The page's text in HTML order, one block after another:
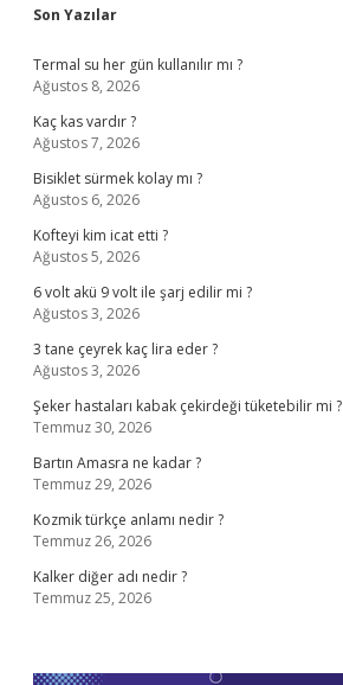
Sidebar
Son Yazılar
Termal su her gün kullanılır mı ?
Ağustos 8, 2026
Kaç kas vardır ?
Ağustos 7, 2026
Bisiklet sürmek kolay mı ?
Ağustos 6, 2026
Kofteyi kim icat etti ?
Ağustos 5, 2026
6 volt akü 9 volt ile şarj edilir mi ?
Ağustos 3, 2026
3 tane çeyrek kaç lira eder ?
Ağustos 3, 2026
Şeker hastaları kabak çekirdeği tüketebilir mi ?
Temmuz 30, 2026
Bartın Amasra ne kadar ?
Temmuz 29, 2026
Kozmik türkçe anlamı nedir ?
Temmuz 26, 2026
Kalker diğer adı nedir ?
Temmuz 25, 2026